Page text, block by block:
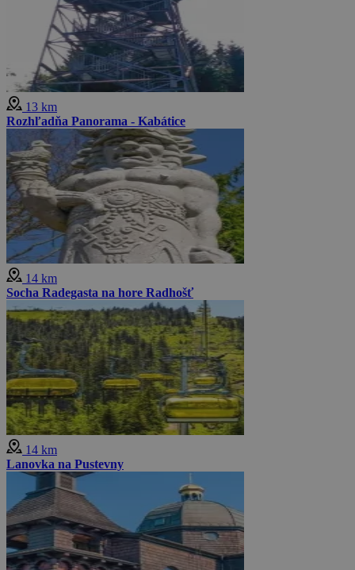
13 km
Rozhľadňa Panorama - Kabátice
14 km
Socha Radegasta na hore Radhošť
14 km
Lanovka na Pustevny